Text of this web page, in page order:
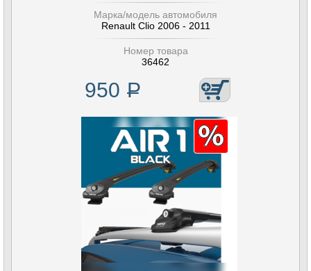
Марка/модель автомобиля
Renault Clio 2006 - 2011
Номер товара
36462
950 Р